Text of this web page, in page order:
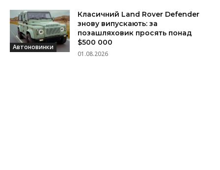
Автоновинки
Класичний Land Rover Defender
знову випускають: за
позашляховик просять понад
$500 000
01.08.2026